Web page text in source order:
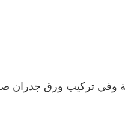
وفي تركيب ورق جدران